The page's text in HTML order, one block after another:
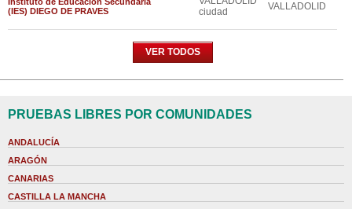
(IES) DIEGO DE PRAVES
ciudad
VALLADOLID
VER TODOS
PRUEBAS LIBRES POR COMUNIDADES
ANDALUCÍA
ARAGÓN
CANARIAS
CASTILLA LA MANCHA